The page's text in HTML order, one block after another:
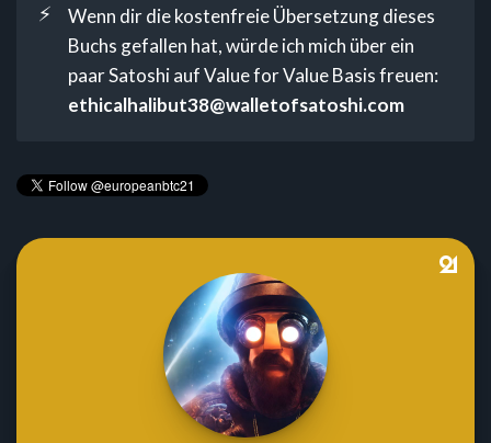
⚡
Wenn dir die kostenfreie Übersetzung dieses
Buchs gefallen hat, würde ich mich über ein
paar Satoshi auf Value for Value Basis freuen:
ethicalhalibut38@walletofsatoshi.com